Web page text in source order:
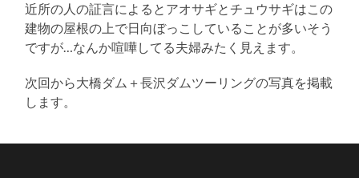
近所の人の証言によるとアオサギとチュウサギはこの
建物の屋根の上で日向ぼっこしていることが多いそう
ですが…なんか喧嘩してる夫婦みたく見えます。
次回から大橋ダム＋長沢ダムツーリングの写真を掲載
します。